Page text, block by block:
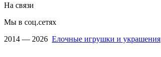
На связи
Мы в соц.сетях
2014 — 2026 Елочные игрушки и украшения